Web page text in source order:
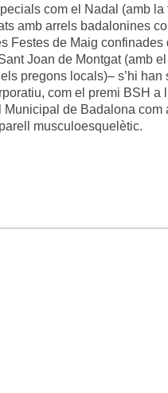
com el Nadal (amb
amb arrels badalonines
Festes de Maig
Joan de Montgat (amb
pregons locals)– s’hi han
com el premi BSH a
Municipal de Badalona
musculoesquelètic.